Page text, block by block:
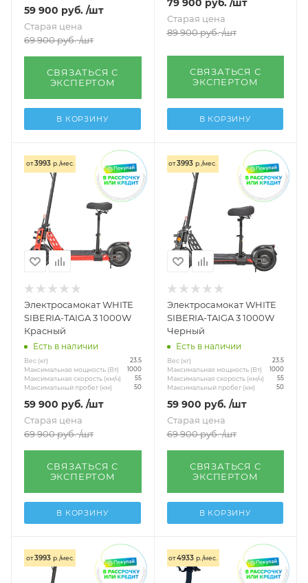
59 900 руб. /шт
Старая цена
69 900руб. /шт
СВЯЗАТЬСЯ С
ЭКСПЕРТОМ
В КОРЗИНУ
79 900 руб. /шт
Старая цена
89 900руб. /шт
СВЯЗАТЬСЯ С
ЭКСПЕРТОМ
В КОРЗИНУ
от3993 р./мес.
Электросамокат WHITE
SIBERIA-TAIGA 3 1000W
Красный
Есть в наличии
Вес (кг) 23.5
Максимальная мощность (Вт) 1000
Максимальная скорость (км/ч) 55
Максимальный пробег (км) 50
59 900 руб. /шт
Старая цена
69 900руб. /шт
СВЯЗАТЬСЯ С
ЭКСПЕРТОМ
В КОРЗИНУ
от3993 р./мес.
Электросамокат WHITE
SIBERIA-TAIGA 3 1000W
Черный
Есть в наличии
Вес (кг) 23.5
Максимальная мощность (Вт) 1000
Максимальная скорость (км/ч) 55
Максимальный пробег (км) 50
59 900 руб. /шт
Старая цена
69 900руб. /шт
СВЯЗАТЬСЯ С
ЭКСПЕРТОМ
В КОРЗИНУ
от3993 р./мес. от4933 р./мес.